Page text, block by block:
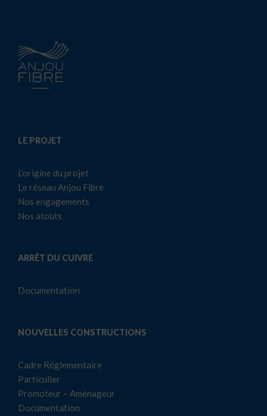
LE PROJET
L’origine du projet
Le réseau Anjou Fibre
Nos engagements
Nos atouts
ARRÊT DU CUIVRE
Documentation
NOUVELLES CONSTRUCTIONS
Cadre Réglementaire
Particulier
Promoteur – Aménageur
Documentation